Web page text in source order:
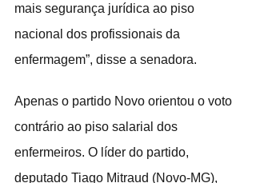
mais segurança jurídica ao piso
nacional dos profissionais da
enfermagem”, disse a senadora.
Apenas o partido Novo orientou o voto
contrário ao piso salarial dos
enfermeiros. O líder do partido,
deputado Tiago Mitraud (Novo-MG),